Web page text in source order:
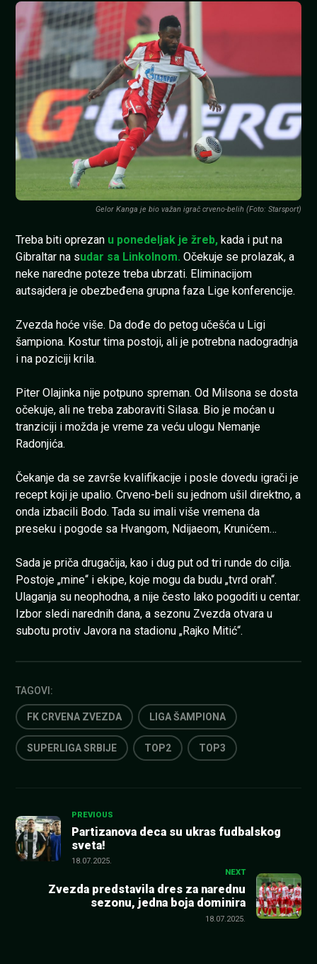
Gelor Kanga je bio važan igrač crveno-belih (Foto: Starsport)
Treba biti oprezan u ponedeljak je žreb, kada i put na
Gibraltar na sudar sa Linkolnom. Očekuje se prolazak, a
neke naredne poteze treba ubrzati. Eliminacijom
autsajdera je obezbeđena grupna faza Lige konferencije.
Zvezda hoće više. Da dođe do petog učešća u Ligi
šampiona. Kostur tima postoji, ali je potrebna nadogradnja
i na poziciji krila.
Piter Olajinka nije potpuno spreman. Od Milsona se dosta
očekuje, ali ne treba zaboraviti Silasa. Bio je moćan u
tranziciji i možda je vreme za veću ulogu Nemanje
Radonjića.
Čekanje da se završe kvalifikacije i posle dovedu igrači je
recept koji je upalio. Crveno-beli su jednom ušil direktno, a
onda izbacili Bodo. Tada su imali više vremena da
preseku i pogode sa Hvangom, Ndijaeom, Krunićem…
Sada je priča drugačija, kao i dug put od tri runde do cilja.
Postoje „mine“ i ekipe, koje mogu da budu „tvrd orah“.
Ulaganja su neophodna, a nije često lako pogoditi u centar.
Izbor sledi narednih dana, a sezonu Zvezda otvara u
subotu protiv Javora na stadionu „Rajko Mitić“.
TAGOVI:
FK CRVENA ZVEZDA LIGA ŠAMPIONA
SUPERLIGA SRBIJE TOP2 TOP3
Kretanje
članka
PREVIOUS
Partizanova deca su ukras fudbalskog
sveta!
18.07.2025.
NEXT
Zvezda predstavila dres za narednu
sezonu, jedna boja dominira
18.07.2025.